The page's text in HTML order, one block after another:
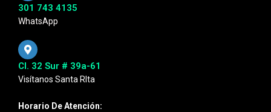
301 743 4135
WhatsApp
Cl. 32 Sur # 39a-61
Visítanos Santa RIta
Horario De Atención: